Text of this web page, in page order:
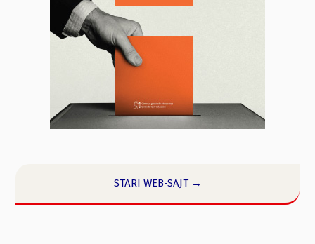
STARI WEB-SAJT →